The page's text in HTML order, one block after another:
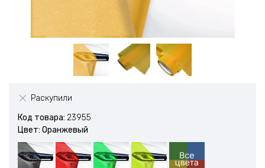
Раскупили
Код товара: 23955
Цвет: Оранжевый